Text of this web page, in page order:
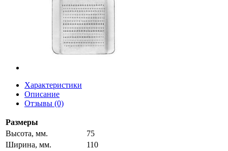
Характеристики
Описание
Отзывы (0)
Размеры
Высота, мм.
75
Ширина, мм.
110